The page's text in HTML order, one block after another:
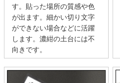
す。貼った場所の質感や色
が出ます。細かい切り文字
ができない場合などに活躍
します。濃紺の土台には不
向きです。